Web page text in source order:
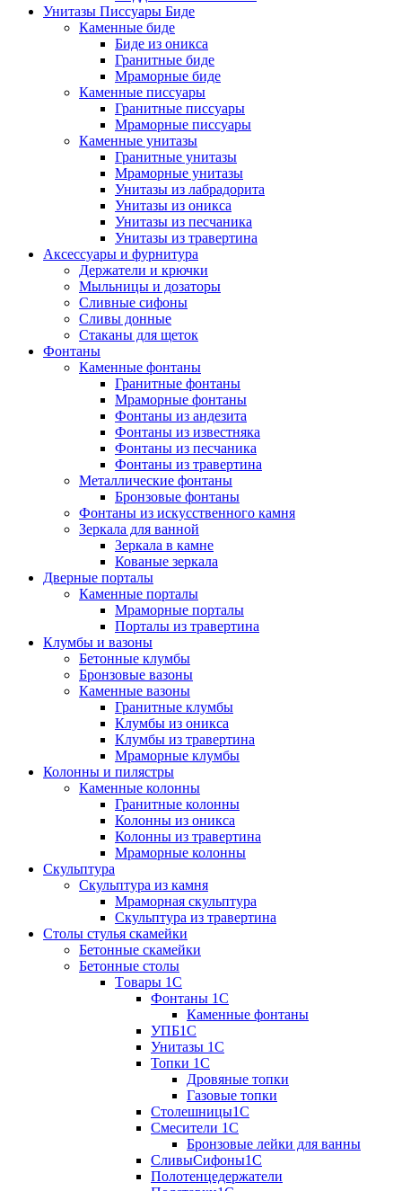
Унитазы Писсуары Биде
Каменные биде
Биде из оникса
Гранитные биде
Мраморные биде
Каменные писсуары
Гранитные писсуары
Мраморные писсуары
Каменные унитазы
Гранитные унитазы
Мраморные унитазы
Унитазы из лабрадорита
Унитазы из оникса
Унитазы из песчаника
Унитазы из травертина
Аксессуары и фурнитура
Держатели и крючки
Мыльницы и дозаторы
Сливные сифоны
Сливы донные
Стаканы для щеток
Фонтаны
Каменные фонтаны
Гранитные фонтаны
Мраморные фонтаны
Фонтаны из андезита
Фонтаны из известняка
Фонтаны из песчаника
Фонтаны из травертина
Металлические фонтаны
Бронзовые фонтаны
Фонтаны из искусственного камня
Зеркала для ванной
Зеркала в камне
Кованые зеркала
Дверные порталы
Каменные порталы
Мраморные порталы
Порталы из травертина
Клумбы и вазоны
Бетонные клумбы
Бронзовые вазоны
Каменные вазоны
Гранитные клумбы
Клумбы из оникса
Клумбы из травертина
Мраморные клумбы
Колонны и пилястры
Каменные колонны
Гранитные колонны
Колонны из оникса
Колонны из травертина
Мраморные колонны
Скульптура
Скульптура из камня
Мраморная скульптура
Скульптура из травертина
Столы стулья скамейки
Бетонные скамейки
Бетонные столы
Tовары 1C
Фонтаны 1C
Каменные фонтаны
УПБ1С
Унитазы 1С
Топки 1С
Дровяные топки
Газовые топки
Столешницы1С
Смесители 1С
Бронзовые лейки для ванны
СливыСифоны1С
Полотенцедержатели